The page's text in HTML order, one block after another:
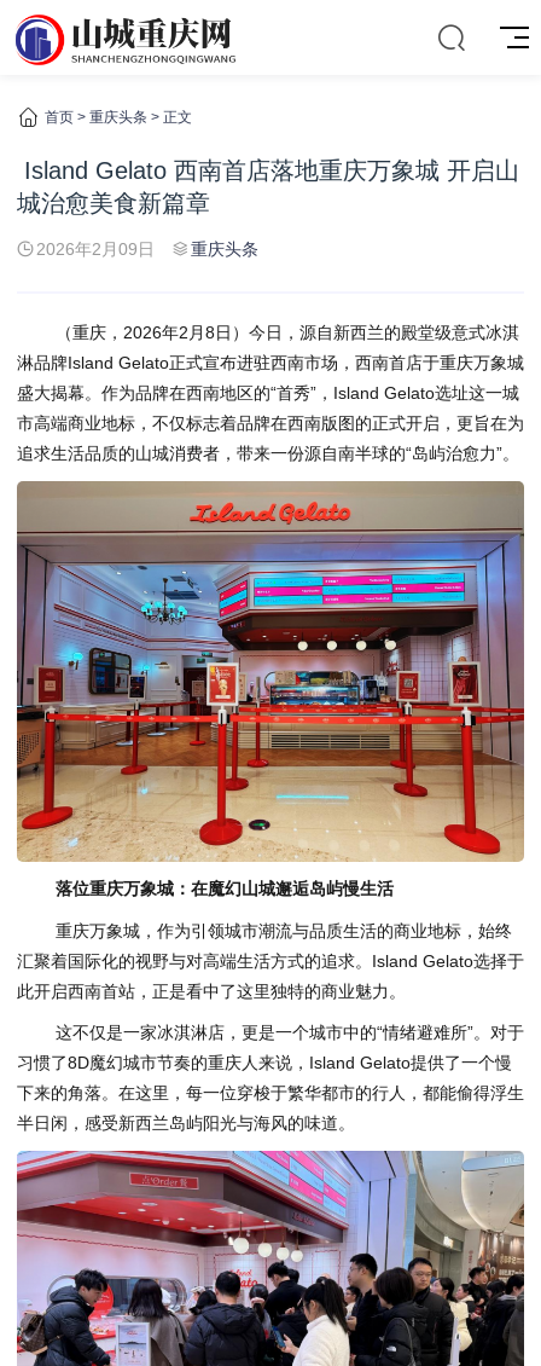
首页 > 重庆头条 > 正文
​ Island Gelato 西南首店落地重庆万象城 开启山
城治愈美食新篇章
2026年2月09日 重庆头条
（重庆，2026年2月8日）今日，源自新西兰的殿堂级意式冰淇
淋品牌Island Gelato正式宣布进驻西南市场，西南首店于重庆万象城
盛大揭幕。作为品牌在西南地区的“首秀”，Island Gelato选址这一城
市高端商业地标，不仅标志着品牌在西南版图的正式开启，更旨在为
追求生活品质的山城消费者，带来一份源自南半球的“岛屿治愈力”。
落位重庆万象城：在魔幻山城邂逅岛屿慢生活
重庆万象城，作为引领城市潮流与品质生活的商业地标，始终
汇聚着国际化的视野与对高端生活方式的追求。Island Gelato选择于
此开启西南首站，正是看中了这里独特的商业魅力。
这不仅是一家冰淇淋店，更是一个城市中的“情绪避难所”。对于
习惯了8D魔幻城市节奏的重庆人来说，Island Gelato提供了一个慢
下来的角落。在这里，每一位穿梭于繁华都市的行人，都能偷得浮生
半日闲，感受新西兰岛屿阳光与海风的味道。